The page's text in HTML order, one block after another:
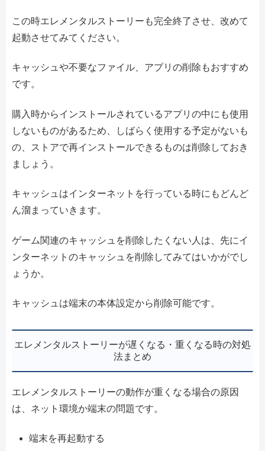
この時エレメンタルストーリーも完全終了させ、改めて
起動させてみてください。
キャッシュや不要なファイル、アプリの削除もおすすめ
です。
購入時からインストールされているアプリの中にも使用
しないものがあるため、しばらく使用する予定がないも
の、ストアで再インストールできるものは削除しておき
ましょう。
キャッシュはインターネットを行っている時にもどんど
ん溜まっていきます。
ゲーム関連のキャッシュを削除したくない人は、先にイ
ンターネットのキャッシュを削除してみてはいかがでし
ょうか。
キャッシュは端末の本体設定から削除可能です。
エレメンタルストーリーが遅くなる・重くなる時の対処
法まとめ
エレメンタルストーリーの動作が重くなる場合の原因
は、ネット環境か端末の問題です。
端末を再起動する